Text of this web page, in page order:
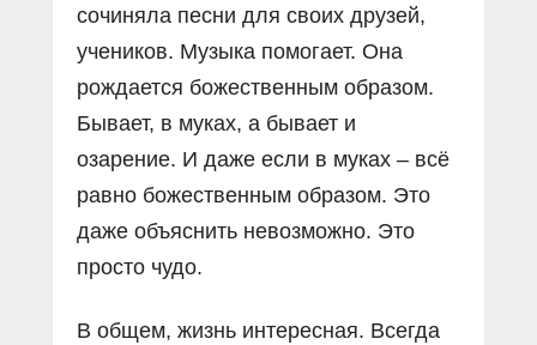
сочиняла песни для своих друзей,
учеников. Музыка помогает. Она
рождается божественным образом.
Бывает, в муках, а бывает и
озарение. И даже если в муках – всё
равно божественным образом. Это
даже объяснить невозможно. Это
просто чудо.
В общем, жизнь интересная. Всегда